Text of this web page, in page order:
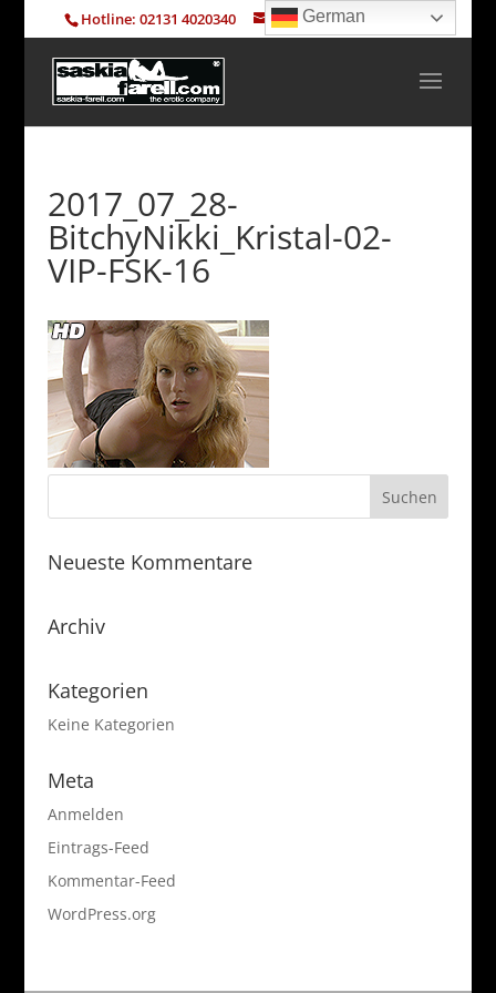
Hotline: 02131 4020340 info@saskia-farell.com
2017_07_28-
BitchyNikki_Kristal-02-
VIP-FSK-16
Neueste Kommentare
Archiv
Kategorien
Keine Kategorien
Meta
Anmelden
Eintrags-Feed
Kommentar-Feed
WordPress.org
German